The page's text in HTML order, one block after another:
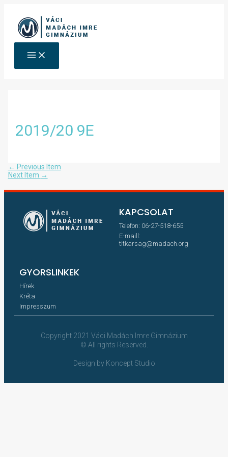
2019/20 9E
← Previous Item
Next Item →
KAPCSOLAT
Telefon: 06-27-518-655
E-maill:
titkarsag@madach.org
GYORSLINKEK
Hírek
Kréta
Impresszum
Copyright 2021 Váci Madách Imre Gimnázium
© All rights Reserved.
Design by Koncept Studio